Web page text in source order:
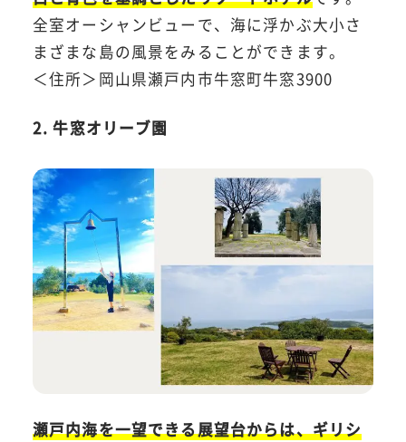
全室オーシャンビューで、海に浮かぶ大小さ
まざまな島の風景をみることができます。
＜住所＞岡山県瀬戸内市牛窓町牛窓3900
2. 牛窓オリーブ園
瀬戸内海を一望できる展望台からは、ギリシ